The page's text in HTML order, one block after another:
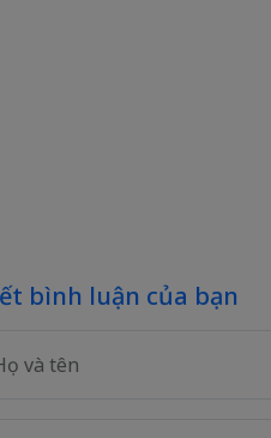
bình luận của bạn
và tên